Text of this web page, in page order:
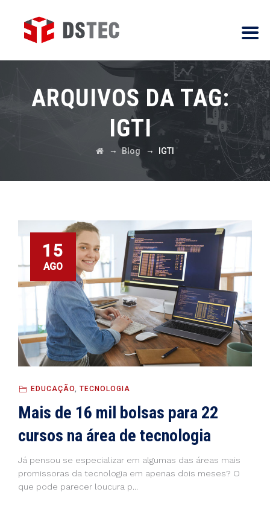
ARQUIVOS DA TAG:
IGTI
→Blog → IGTI
15
AGO
EDUCAÇÃO, TECNOLOGIA
Mais de 16 mil bolsas para 22
cursos na área de tecnologia
Já pensou se especializar em algumas das áreas mais
promissoras da tecnologia em apenas dois meses? O
que pode parecer loucura p...